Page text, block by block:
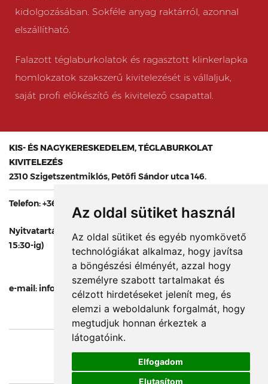
Az oldal sütiket használ
Az oldal sütiket és egyéb nyomkövető
technológiákat alkalmaz, hogy javítsa
a böngészési élményét, azzal hogy
személyre szabott tartalmakat és
célzott hirdetéseket jelenít meg, és
elemzi a weboldalunk forgalmát, hogy
megtudjuk honnan érkeztek a
látogatóink.
Elfogadom
Elutasítom
kidolgozásában. Sokféle anyag raktárról, azonnal
elszállítható.
Falazott téglaburkolatok és ragasztott klinkerlapka
homlokzatok szakszerű kivitelezését is vállaljuk,
saját profi előkészítő és kivitelező csapattal.
KIS- ÉS NAGYKERESKEDELEM, TÉGLABURKOLAT
KIVITELEZÉS
2310 Szigetszentmiklós, Petőfi Sándor utca 146.
Telefon:+36 24 446 670
Nyitvatartás: hétfőtől péntekig 8-tól 16 óráig (árukiadás:
15:30-ig)
e-mail: info@pothklinker.hu
ÁSZF
Adatvédelmi nyilatkozat
Oldaltérkép